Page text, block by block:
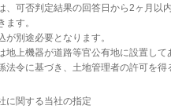
、可否判定結果の回答日から2ヶ月以
ます。
が別途必要となります。
地上機器が道路等官公有地に設置して
法令に基づき、土地管理者の許可を得
に関する当社の指定